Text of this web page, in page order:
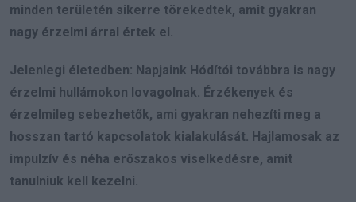
minden területén sikerre törekedtek, amit gyakran
nagy érzelmi árral értek el.
Jelenlegi életedben: Napjaink Hódítói továbbra is nagy
érzelmi hullámokon lovagolnak. Érzékenyek és
érzelmileg sebezhetők, ami gyakran nehezíti meg a
hosszan tartó kapcsolatok kialakulását. Hajlamosak az
impulzív és néha erőszakos viselkedésre, amit
tanulniuk kell kezelni.